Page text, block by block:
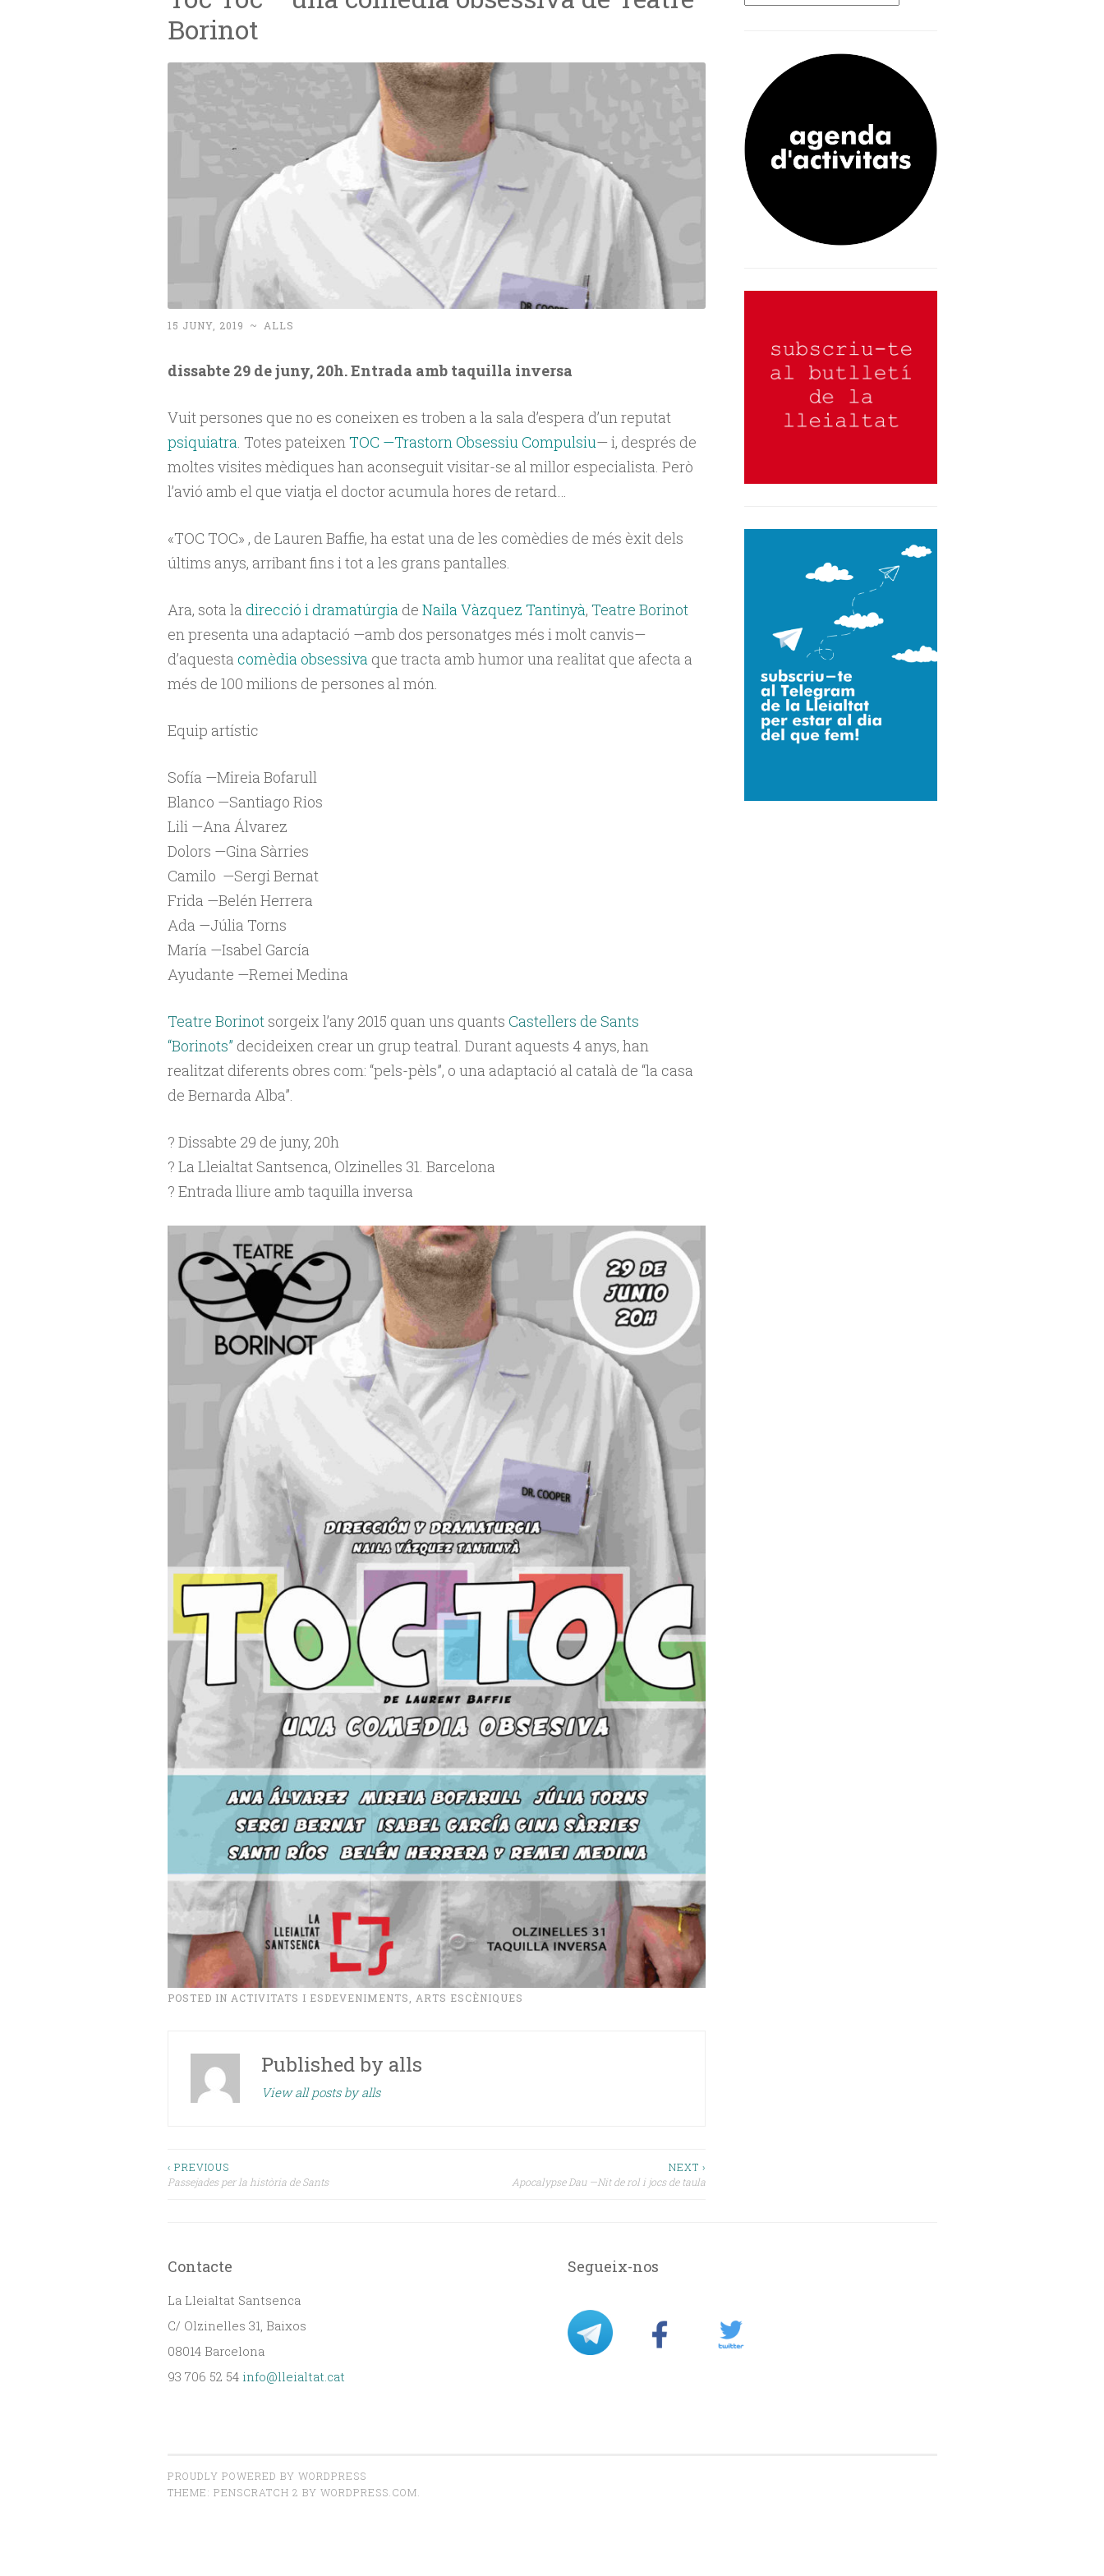
Borinot
15 JUNY, 2019 ~ ALLS
dissabte 29 de juny, 20h. Entrada amb taquilla inversa
Vuit persones que no es coneixen es troben a la sala d’espera d’un reputat
psiquiatra. Totes pateixenTOC —Trastorn Obsessiu Compulsiu— i, després de
moltes visites mèdiques han aconseguit visitar-se al millor especialista. Però
l’avió amb el que viatja el doctor acumula hores de retard…
«TOC TOC» , de Lauren Baffie, ha estat una de les comèdies de més èxit dels
últims anys, arribant fins i tot a les grans pantalles.
Ara, sota la direcció i dramatúrgiade Naila Vàzquez Tantinyà, Teatre Borinot
en presenta una adaptació —amb dos personatges més i molt canvis—
d’aquesta comèdia obsessivaque tracta amb humor una realitat que afecta a
més de 100 milions de persones al món.
Equip artístic
Sofía —Mireia Bofarull
Blanco —Santiago Rios
Lili —Ana Álvarez
Dolors —Gina Sàrries
Camilo —Sergi Bernat
Frida —Belén Herrera
Ada —Júlia Torns
María —Isabel García
Ayudante —Remei Medina
Teatre Borinotsorgeix l’any 2015 quan uns quants Castellers de Sants
“Borinots” decideixen crear un grup teatral. Durant aquests 4 anys, han
realitzat diferents obres com: “pels-pèls”, o una adaptació al català de “la casa
de Bernarda Alba”.
?️ Dissabte 29 de juny, 20h
? La Lleialtat Santsenca, Olzinelles 31. Barcelona
? Entrada lliure amb taquilla inversa
POSTED IN ACTIVITATS I ESDEVENIMENTS ARTS ESCÈNIQUES
Published by alls
View all posts by alls
Navegació
‹ PREVIOUS
Passejades per la història de Sants
NEXT ›
Apocalypse Dau —Nit de rol i jocs de taula
Contacte
La Lleialtat Santsenca
C/ Olzinelles 31, Baixos
08014 Barcelona
93 706 52 54 info@lleialtat.cat
Segueix-nos
PROUDLY POWERED BY WORDPRESS
THEME: PENSCRATCH 2 BY WORDPRESS.COM